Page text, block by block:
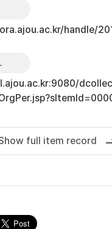
handle/
full item record